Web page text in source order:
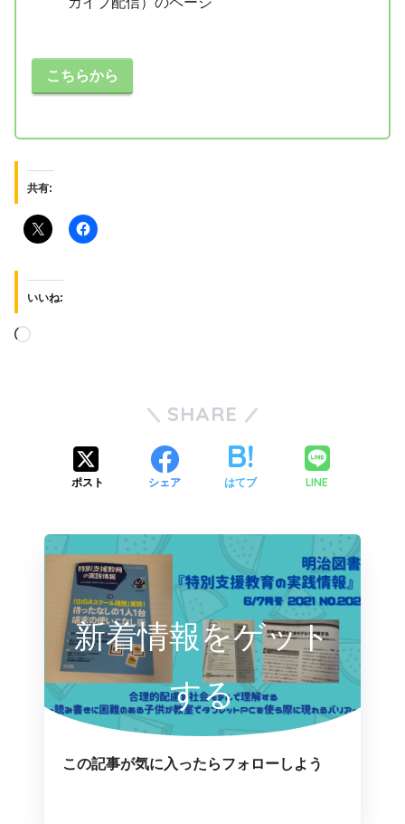
こちらから
共有:
いいね:
SHARE
ポスト シェア はてブ LINE
新着情報をゲット
する
この記事が気に入ったらフォローしよう